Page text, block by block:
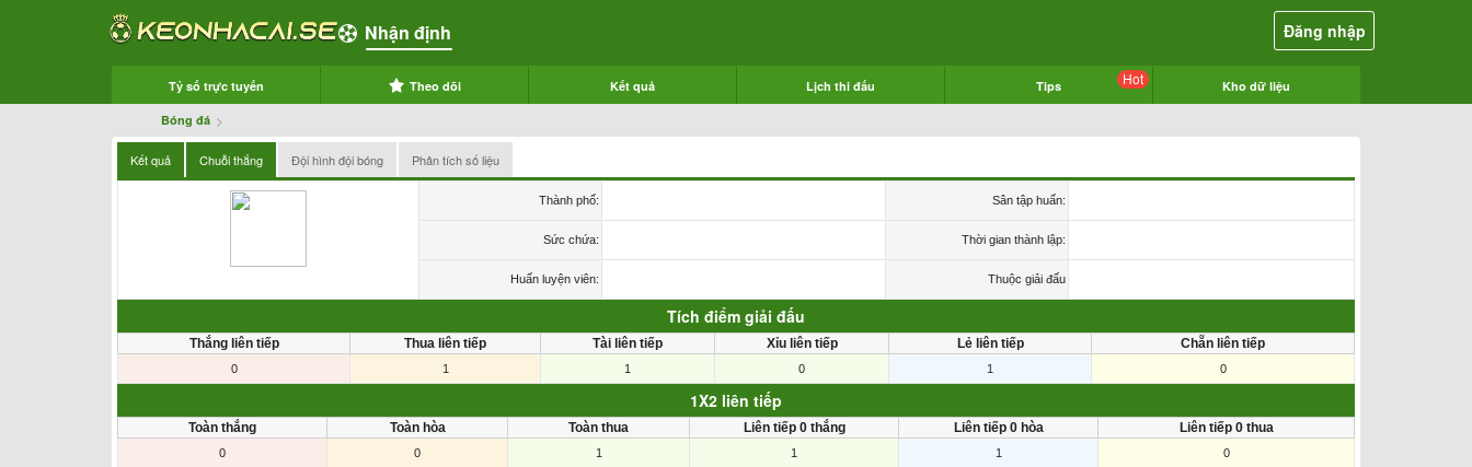
Đăng nhập
Nhận định
Tỷ số trực tuyến Theo dõi Kết quả Lịch thi đấu Tips Hot Kho dữ liệu
Bóng đá >
Kết quả Chuỗi thắng Đội hình đội bóng Phân tích số liệu
Thành phố: Sân tập huấn:
Sức chứa: Thời gian thành lập:
Huấn luyện viên: Thuộc giải đấu
Tích điểm giải đấu
Thắng liên tiếp Thua liên tiếp Tài liên tiếp Xỉu liên tiếp Lẻ liên tiếp Chẵn liên tiếp
0 1 1 0 1 0
1X2 liên tiếp
Toàn thắng Toàn hòa Toàn thua Liên tiếp 0 thắng Liên tiếp 0 hòa Liên tiếp 0 thua
0 0 1 1 1 0